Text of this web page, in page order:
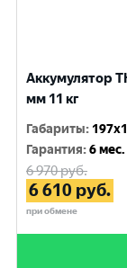
Аккумулятор
мм 11 кг
Габариты:
Гарантия:6 мес.
6 970руб.
6 610 руб.
при обмене